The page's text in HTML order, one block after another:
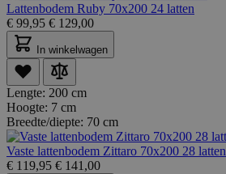
Lattenbodem Ruby 70x200 24 latten
€ 99,95 € 129,00
In winkelwagen
Lengte: 200 cm
Hoogte: 7 cm
Breedte/diepte: 70 cm
Vaste lattenbodem Zittaro 70x200 28 latten
€ 119,95 € 141,00